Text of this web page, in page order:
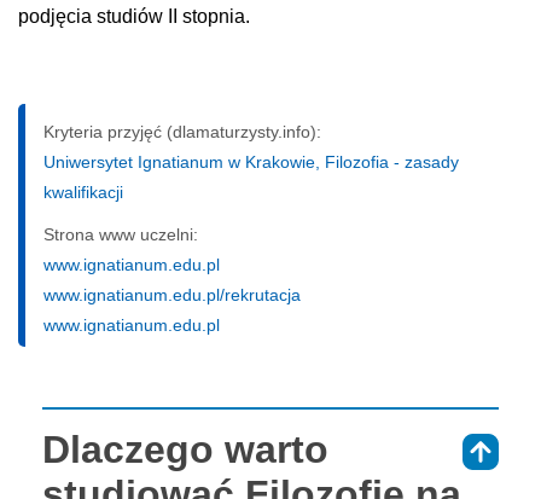
podjęcia studiów II stopnia.
Kryteria przyjęć (dlamaturzysty.info):
Uniwersytet Ignatianum w Krakowie, Filozofia - zasady
kwalifikacji
Strona www uczelni:
www.ignatianum.edu.pl
www.ignatianum.edu.pl/rekrutacja
www.ignatianum.edu.pl
Dlaczego warto